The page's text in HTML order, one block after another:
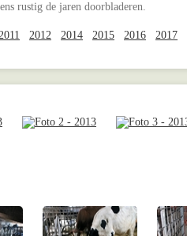
rustig de jaren doorbladeren.
2012 2014 2015 2016 2017